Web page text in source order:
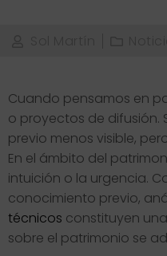
Cuando pensamos en
o proyectos de difusión.
previo menos visible,
En el ámbito del
intuición o la urgencia.
conocimiento previo,
técnicos constituyen
sobre el patrimonio se